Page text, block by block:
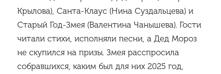
Крылова), Санта-Клаус (Нина Суздальцева) и
Старый Год-Змея (Валентина Чанышева). Гости
читали стихи, исполняли песни, а Дед Мороз
не скупился на призы. Змея расспросила
собравшихся, каким был для них 2025 год,